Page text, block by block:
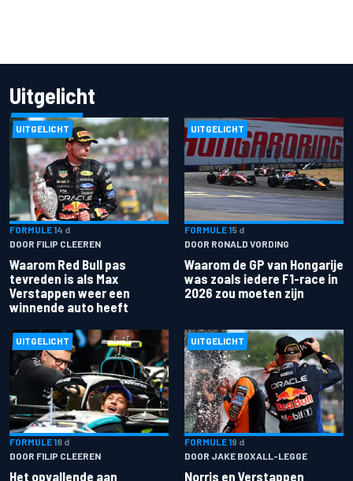
Uitgelicht
UITGELICHT
FORMULE 14 d
DOOR FILIP CLEEREN
Waarom Red Bull pas
tevreden is als Max
Verstappen weer een
winnende auto heeft
UITGELICHT
FORMULE 15 d
DOOR RONALD VORDING
Waarom de GP van Hongarije
was zoals iedere F1-race in
2026 zou moeten zijn
UITGELICHT
FORMULE 18 d
DOOR FILIP CLEEREN
Het opvallende aan
UITGELICHT
FORMULE 19 d
DOOR JAKE BOXALL-LEGGE
Norris en Verstappen